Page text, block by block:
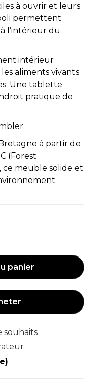
à ouvrir et leurs
permettent
l’intérieur du
intérieur
aliments vivants
Une tablette
pratique de
à partir de
(Forest
ce meuble solide et
panier
souhaits